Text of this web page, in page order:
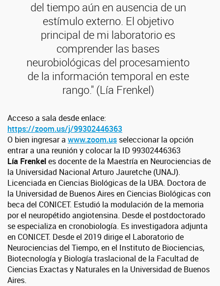
del tiempo aún en ausencia de un
estímulo externo. El objetivo
principal de mi laboratorio es
comprender las bases
neurobiológicas del procesamiento
de la información temporal en este
rango." (Lía Frenkel)
Acceso a sala desde enlace:
https://zoom.us/j/99302446363
O bien ingresar a www.zoom.us seleccionar la opción
entrar a una reunión y colocar la ID 99302446363
Lía Frenkeles docente de la Maestría en Neurociencias de
la Universidad Nacional Arturo Jauretche (UNAJ).
Licenciada en Ciencias Biológicas de la UBA. Doctora de
la Universidad de Buenos Aires en Ciencias Biológicas con
beca del CONICET. Estudió la modulación de la memoria
por el neuropétido angiotensina. Desde el postdoctorado
se especializa en cronobiología. Es investigadora adjunta
en CONICET. Desde el 2019 dirige el Laboratorio de
Neurociencias del Tiempo, en el Instituto de Biociencias,
Biotecnología y Biología traslacional de la Facultad de
Ciencias Exactas y Naturales en la Universidad de Buenos
Aires.